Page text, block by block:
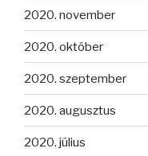
2020. november
2020. október
2020. szeptember
2020. augusztus
2020. július